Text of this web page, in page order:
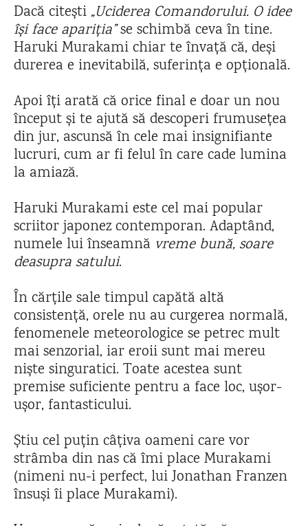
Dacă citești„Uciderea Comandorului. O idee
își face apariția”se schimbă ceva în tine.
Haruki Murakami chiar te învață că, deși
durerea e inevitabilă, suferința e opțională.
Apoi îți arată că orice final e doar un nou
început și te ajută să descoperi frumusețea
din jur, ascunsă în cele mai insignifiante
lucruri, cum ar fi felul în care cade lumina
la amiază.
Haruki Murakami este cel mai popular
scriitor japonez contemporan. Adaptând,
numele lui înseamnă vreme bună, soare
deasupra satului.
În cărțile sale timpul capătă altă
consistență, orele nu au curgerea normală,
fenomenele meteorologice se petrec mult
mai senzorial, iar eroii sunt mai mereu
niște singuratici. Toate acestea sunt
premise suficiente pentru a face loc, ușor-
ușor, fantasticului.
Știu cel puțin câțiva oameni care vor
strâmba din nas că îmi place Murakami
(nimeni nu-i perfect, lui Jonathan Franzen
însuși îi place Murakami).